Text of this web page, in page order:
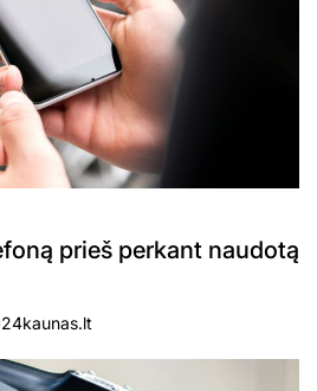
prieš perkant naudotą